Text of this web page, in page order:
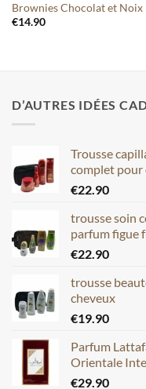
Brownies Chocolat et Noix
€14.90
D’AUTRES IDÉES
Trousse
complet pour
€22.90
trousse soin
parfum figue
€22.90
trousse
cheveux
€19.90
Parfum
Orientale
€29.90